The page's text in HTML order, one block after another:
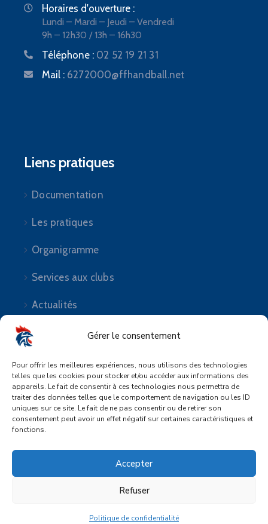
Gérer le consentement
Pour offrir les meilleures expériences, nous utilisons des technologies
telles que les cookies pour stocker et/ou accéder aux informations des
appareils. Le fait de consentir à ces technologies nous permettra de
traiter des données telles que le comportement de navigation ou les ID
uniques sur ce site. Le fait de ne pas consentir ou de retirer son
consentement peut avoir un effet négatif sur certaines caractéristiques et
fonctions.
Accepter
Refuser
Politique de confidentialité
Horaires d'ouverture :
Lundi – Mardi – Jeudi – Vendredi
9h – 12h30 / 13h – 16h30
Téléphone : 02 52 19 21 31
Mail : 6272000@ffhandball.net
Liens pratiques
Documentation
Les pratiques
Organigramme
Services aux clubs
Actualités
Suivez-nous
|Plan de site
© Copyright 2023 – Design : Üna Design –
Développement :
Au Coin Du Web